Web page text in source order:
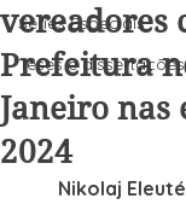
Séries Especiais
Teses e dissertações
vereadores
Prefeitura
Janeiro nas
2024
Nikolaj